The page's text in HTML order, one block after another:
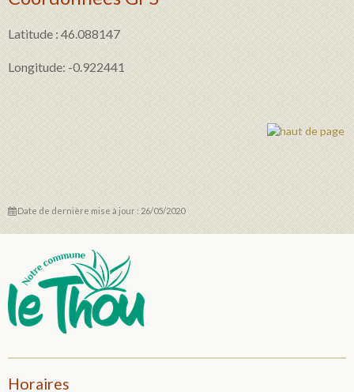
Latitude : 46.088147
Longitude: -0.922441
Date de dernière mise à jour : 26/05/2020
Horaires